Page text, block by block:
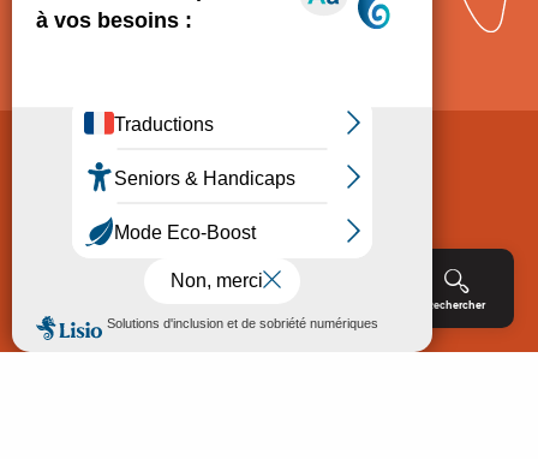
Rechercher
Politique de Protection des données
Accessibilité : non conforme